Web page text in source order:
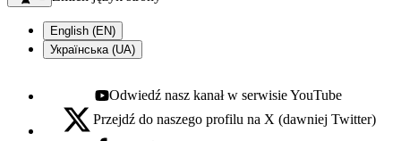
English (EN)
Українська (UA)
Youtube - otwiera się w nowej karcie
Odwiedź nasz kanał w serwisie YouTube
X - otwiera się w nowej karcie
Przejdź do naszego profilu na X (dawniej Twitter)